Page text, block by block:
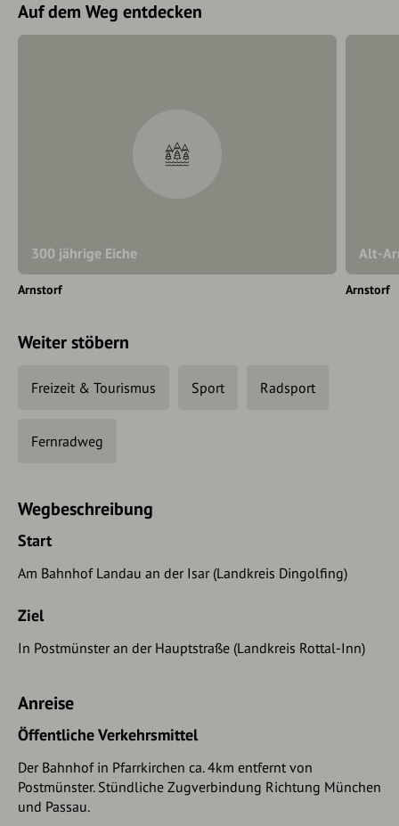
Auf dem Weg entdecken
300 jährige Eiche
Arnstorf
Alt-
Arnstorf
Weiter stöbern
Freizeit & Tourismus Sport Radsport
Fernradweg
Wegbeschreibung
Start
Am Bahnhof Landau an der Isar (Landkreis Dingolfing)
Ziel
In Postmünster an der Hauptstraße (Landkreis Rottal-Inn)
Anreise
Öffentliche Verkehrsmittel
Der Bahnhof in Pfarrkirchen ca. 4km entfernt von
Postmünster. Stündliche Zugverbindung Richtung München
und Passau.